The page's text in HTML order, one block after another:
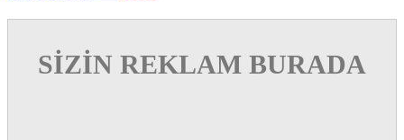
SİZİN REKLAM BURADA